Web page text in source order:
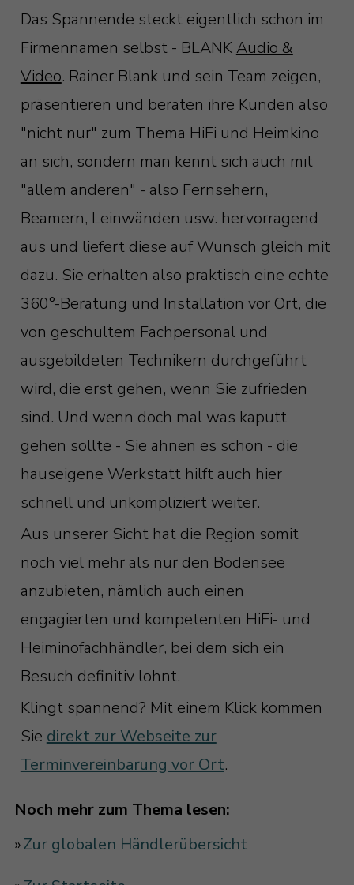
Das Spannende steckt eigentlich schon im
Firmennamen selbst - BLANKAudio &
Video. Rainer Blank und sein Team zeigen,
präsentieren und beraten ihre Kunden also
"nicht nur" zum Thema HiFi und Heimkino
an sich, sondern man kennt sich auch mit
"allem anderen" - also Fernsehern,
Beamern, Leinwänden usw. hervorragend
aus und liefert diese auf Wunsch gleich mit
dazu. Sie erhalten also praktisch eine echte
360°-Beratung und Installation vor Ort, die
von geschultem Fachpersonal und
ausgebildeten Technikern durchgeführt
wird, die erst gehen, wenn Sie zufrieden
sind. Und wenn doch mal was kaputt
gehen sollte - Sie ahnen es schon - die
hauseigene Werkstatt hilft auch hier
schnell und unkompliziert weiter.
Aus unserer Sicht hat die Region somit
noch viel mehr als nur den Bodensee
anzubieten, nämlich auch einen
engagierten und kompetenten HiFi- und
Heiminofachhändler, bei dem sich ein
Besuch definitiv lohnt.
Klingt spannend? Mit einem Klick kommen
Sie direkt zur Webseite zur
Terminvereinbarung vor Ort.
Noch mehr zum Thema lesen:
»Zur globalen Händlerübersicht